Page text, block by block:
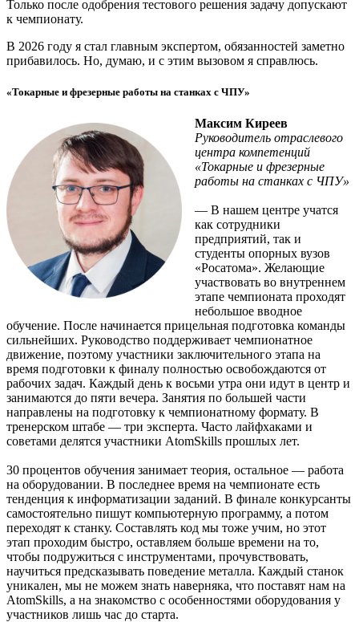
Только после одобрения тестового решения задачу допускают
к чемпионату.
В 2026 году я стал главным экспертом, обязанностей заметно
прибавилось. Но, думаю, и с этим вызовом я справлюсь.
«Токарные и фрезерные работы на станках с ЧПУ»
Максим Киреев
Руководитель отраслевого
центра компетенций
«Токарные и фрезерные
работы на станках с ЧПУ»
— В нашем центре учатся
как сотрудники
предприятий, так и
студенты опорных вузов
«Росатома». Желающие
участвовать во внутреннем
этапе чемпионата проходят
небольшое вводное
обучение. После начинается прицельная подготовка команды
сильнейших. Руководство поддерживает чемпионатное
движение, поэтому участники заключительного этапа на
время подготовки к финалу полностью освобождаются от
рабочих задач. Каждый день к восьми утра они идут в центр и
занимаются до пяти вечера. Занятия по большей части
направлены на подготовку к чемпионатному формату. В
тренерском штабе — три эксперта. Часто лайфхаками и
советами делятся участники AtomSkills прошлых лет.
30 процентов обучения занимает теория, остальное — работа
на оборудовании. В последнее время на чемпионате есть
тенденция к информатизации заданий. В финале конкурсанты
самостоятельно пишут компьютерную программу, а потом
переходят к станку. Составлять код мы тоже учим, но этот
этап проходим быстро, оставляем больше времени на то,
чтобы подружиться с инструментами, прочувствовать,
научиться предсказывать поведение металла. Каждый станок
уникален, мы не можем знать наверняка, что поставят нам на
AtomSkills, а на знакомство с особенностями оборудования у
участников лишь час до старта.